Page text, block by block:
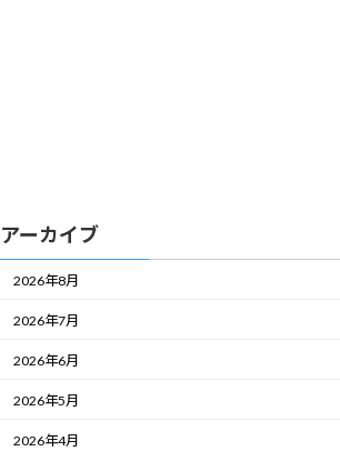
アーカイブ
2026年8月
2026年7月
2026年6月
2026年5月
2026年4月